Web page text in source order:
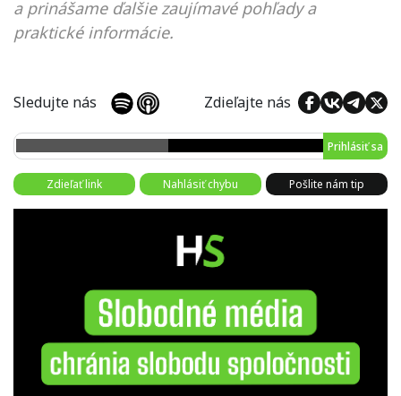
a prinášame ďalšie zaujímavé pohľady a
praktické informácie.
Sledujte nás Zdieľajte nás
Prihlásiť sa
Zdieľať link Nahlásiť chybu Pošlite nám tip